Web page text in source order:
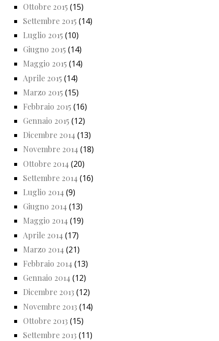
Ottobre 2015 (15)
Settembre 2015 (14)
Luglio 2015 (10)
Giugno 2015 (14)
Maggio 2015 (14)
Aprile 2015 (14)
Marzo 2015 (15)
Febbraio 2015 (16)
Gennaio 2015 (12)
Dicembre 2014 (13)
Novembre 2014 (18)
Ottobre 2014 (20)
Settembre 2014 (16)
Luglio 2014 (9)
Giugno 2014 (13)
Maggio 2014 (19)
Aprile 2014 (17)
Marzo 2014 (21)
Febbraio 2014 (13)
Gennaio 2014 (12)
Dicembre 2013 (12)
Novembre 2013 (14)
Ottobre 2013 (15)
Settembre 2013 (11)